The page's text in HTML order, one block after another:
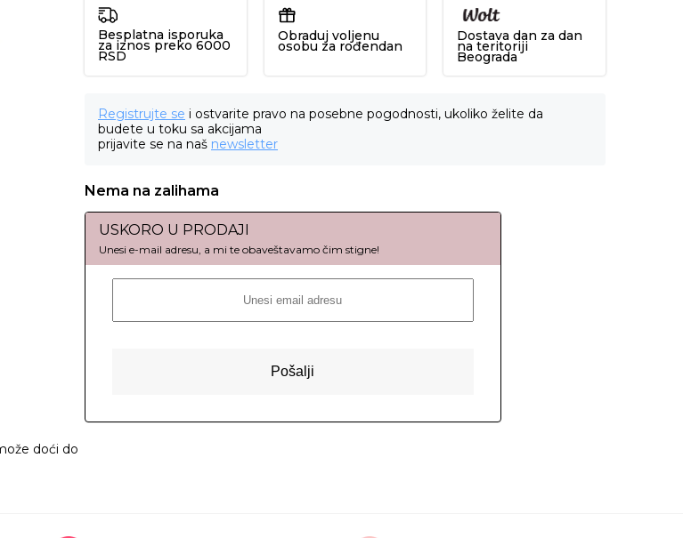
Besplatna isporuka
za iznos preko 6000
RSD
Obraduj voljenu
osobu za rođendan
Dostava dan za dan
na teritoriji
Beograda
Registrujte se i ostvarite pravo na posebne pogodnosti, ukoliko želite da
budete u toku sa akcijama
prijavite se na naš newsletter
Nema na zalihama
USKORO U PRODAJI
doći do